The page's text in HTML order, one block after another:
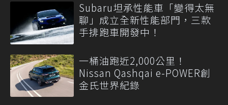
Subaru坦承性能車「變得太無
聊」成立全新性能部門，三款
手排跑車開發中！
一桶油跑近2,000公里！
Nissan Qashqai e-POWER創
金氏世界紀錄